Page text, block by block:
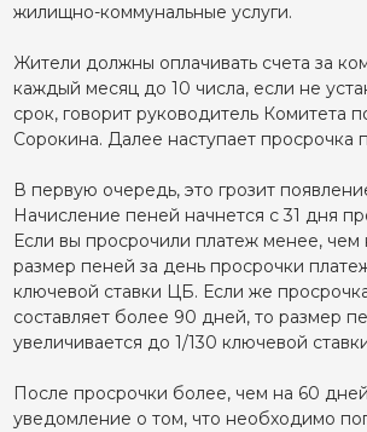
жилищно-коммунальные услуги.
Жители должны оплачивать счета за
каждый месяц до 10 числа, если не
срок, говорит руководитель Комитета
Сорокина. Далее наступает просрочка
В первую очередь, это грозит
Начисление пеней начнется с 31 дня
Если вы просрочили платеж менее, чем
размер пеней за день просрочки
ключевой ставки ЦБ. Если же
составляет более 90 дней, то размер
увеличивается до 1/130 ключевой
После просрочки более, чем на 60
уведомление о том, что необходимо